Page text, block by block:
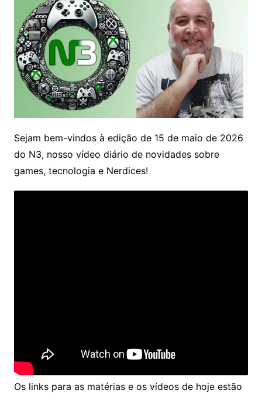
Sejam bem-vindos à edição de 15 de maio de 2026
do N3, nosso vídeo diário de novidades sobre
games, tecnologia e Nerdices!
Os links para as matérias e os vídeos de hoje estão